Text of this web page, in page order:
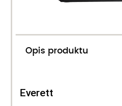
Opis produktu
Everett